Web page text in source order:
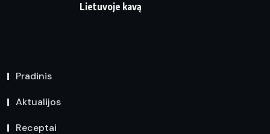
Lietuvoje kavą
Pradinis
Aktualijos
Receptai